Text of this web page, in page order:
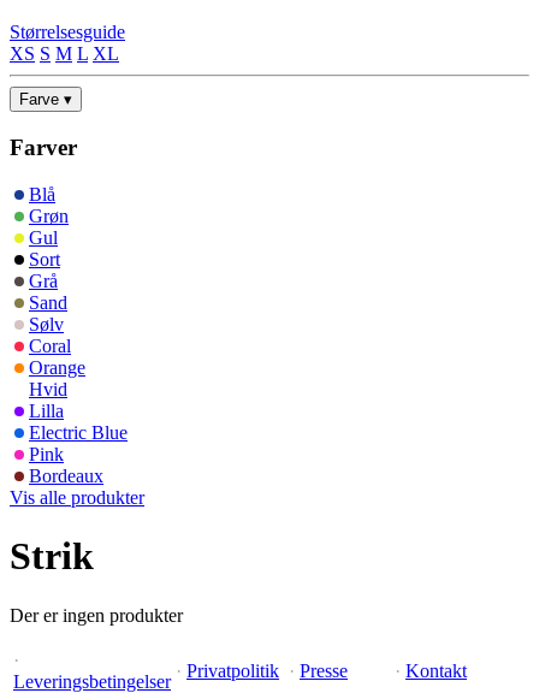
Størrelsesguide
XS S M L XL
Farve ▾
Farver
Blå
Grøn
Gul
Sort
Grå
Sand
Sølv
Coral
Orange
Hvid
Lilla
Electric Blue
Pink
Bordeaux
Vis alle produkter
Strik
Der er ingen produkter
·
Leveringsbetingelser
· Privatpolitik · Presse · Kontakt